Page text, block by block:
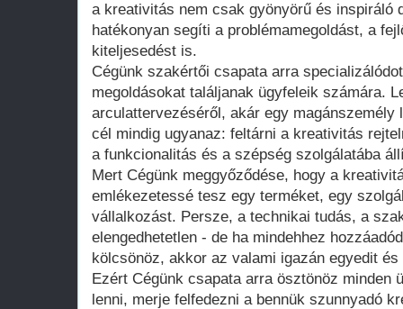
a kreativitás nem csak gyönyörű és inspiráló
hatékonyan segíti a problémamegoldást, a
kiteljesedést is.
Cégünk szakértői csapata arra
megoldásokat találjanak ügyfeleik számára.
arculattervezéséről, akár egy magánszemély
cél mindig ugyanaz: feltárni a kreativitás
a funkcionalitás és a szépség szolgálatába
Mert Cégünk meggyőződése, hogy a
emlékezetessé tesz egy terméket, egy
vállalkozást. Persze, a technikai tudás, a
elengedhetetlen - de ha mindehhez
kölcsönöz, akkor az valami igazán egyedit
Ezért Cégünk csapata arra ösztönöz minden
lenni, merje felfedezni a bennük szunnyadó